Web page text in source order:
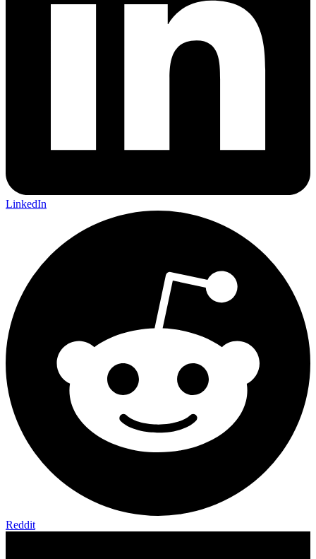
LinkedIn
Reddit